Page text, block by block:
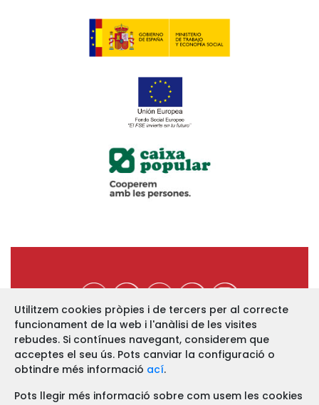
https://www.ucev.coop
C/ Arquebisbe Majoral, 11-B
46002 VALÈNCIA
Telf. 963 52 13 86 Fax. 963 51 12 68
Utilitzem cookies pròpies i de tercers per al correcte
funcionament de la web i l'anàlisi de les visites
rebudes. Si contínues navegant, considerem que
acceptes el seu ús. Pots canviar la configuració o
obtindre més informació ací.
Pots llegir més informació sobre com usem les cookies